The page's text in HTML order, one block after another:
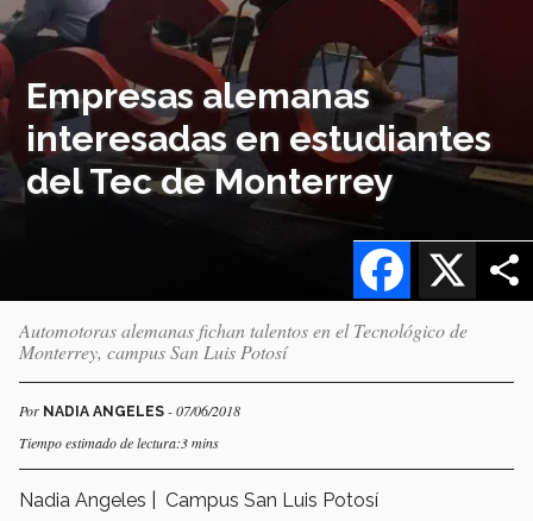
Empresas alemanas
interesadas en estudiantes
del Tec de Monterrey
X
Facebook
Automotoras alemanas fichan talentos en el Tecnológico de
Monterrey, campus San Luis Potosí
Por NADIA ANGELES - 07/06/2018
Tiempo estimado de lectura:3 mins
Nadia Angeles | Campus San Luis Potosí